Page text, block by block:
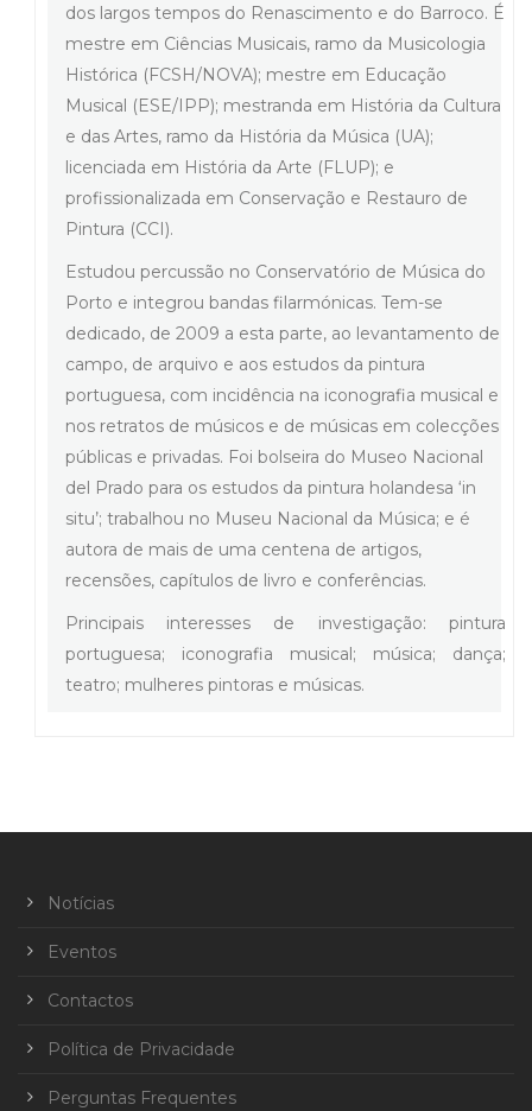
dos largos tempos do Renascimento e do Barroco. É
mestre em Ciências Musicais, ramo da Musicologia
Histórica (FCSH/NOVA); mestre em Educação
Musical (ESE/IPP); mestranda em História da Cultura
e das Artes, ramo da História da Música (UA);
licenciada em História da Arte (FLUP); e
profissionalizada em Conservação e Restauro de
Pintura (CCI).
Estudou percussão no Conservatório de Música do
Porto e integrou bandas filarmónicas. Tem-se
dedicado, de 2009 a esta parte, ao levantamento de
campo, de arquivo e aos estudos da pintura
portuguesa, com incidência na iconografia musical e
nos retratos de músicos e de músicas em colecções
públicas e privadas. Foi bolseira do Museo Nacional
del Prado para os estudos da pintura holandesa ‘in
situ’; trabalhou no Museu Nacional da Música; e é
autora de mais de uma centena de artigos,
recensões, capítulos de livro e conferências.
Principais interesses de investigação: pintura
portuguesa; iconografia musical; música; dança;
teatro; mulheres pintoras e músicas.
Notícias
Eventos
Contactos
Política de Privacidade
Perguntas Frequentes